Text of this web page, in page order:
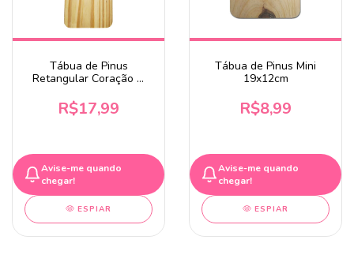
Tábua de Pinus
Retangular Coração M
R$17,99
Avise-me quando
chegar!
ESPIAR
Tábua de Pinus Mini
19x12cm
R$8,99
Avise-me quando
chegar!
ESPIAR